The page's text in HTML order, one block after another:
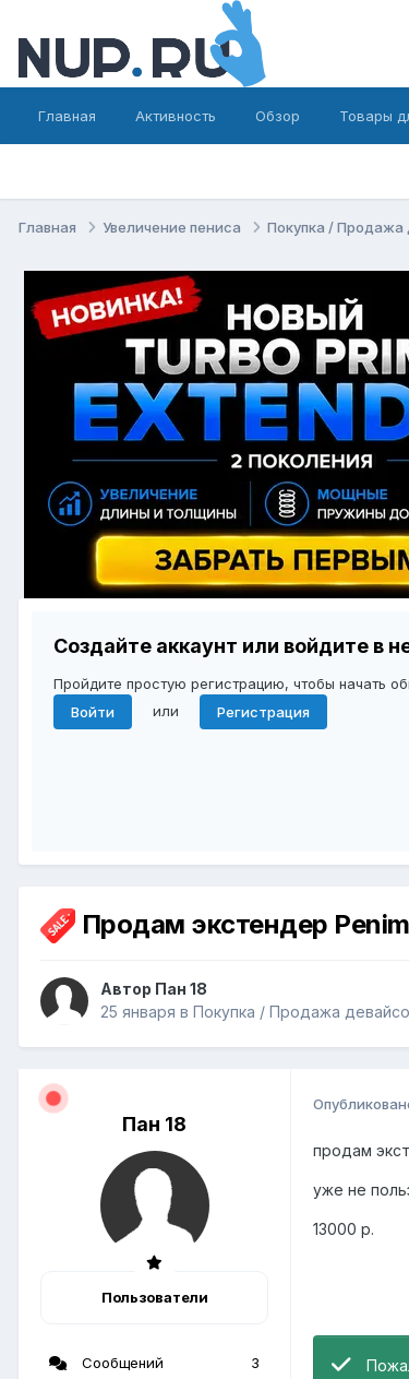
Главная Активность Обзор Товары
Главная Увеличение пениса Покупка / Продажа
Создайте аккаунт или войдите в
Пройдите простую регистрацию, чтобы начать
Войти
или Регистрация
Продам экстендер
Автор Пан 18
25 января в Покупка / Продажа
Пан 18
Пользователи
Сообщений 3
продам
уже не
13000 р.